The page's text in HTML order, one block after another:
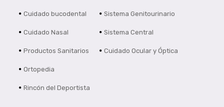
Cuidado bucodental
Cuidado Nasal
Productos Sanitarios
Ortopedia
Rincón del Deportista
Sistema Genitourinario
Sistema Central
Cuidado Ocular y Óptica